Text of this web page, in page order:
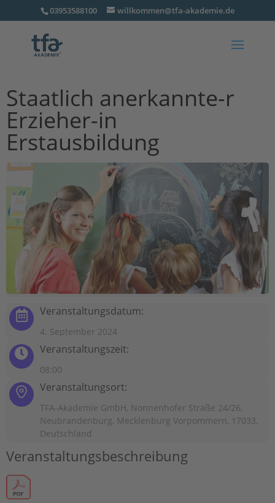
03953588100 willkommen@tfa-akademie.de
Staatlich anerkannte-r
Erzieher-in
Erstausbildung
Veranstaltungsdatum:
4. September 2024
Veranstaltungszeit:
08:00
Veranstaltungsort:
TFA-Akademie GmbH, Nonnenhofer Straße 24/26,
Neubrandenburg, Mecklenburg Vorpommern, 17033,
Deutschland
Veranstaltungsbeschreibung